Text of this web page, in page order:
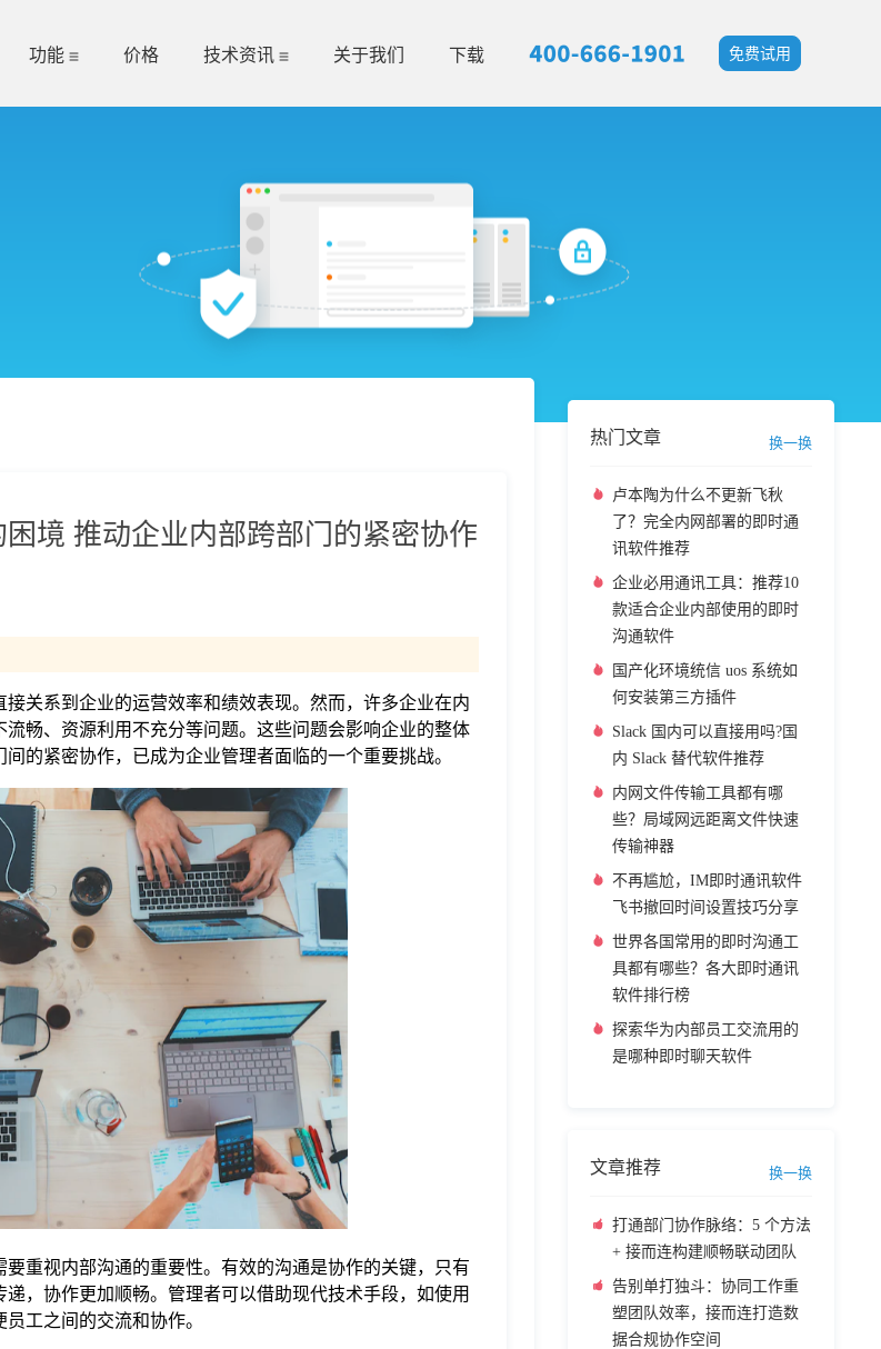
功能 价格 技术资讯 关于我们 下载 免费试用
境 推动企业内部跨部门的紧密协作
关系到企业的运营效率和绩效表现。然而，许多企业在内
畅、资源利用不充分等问题。这些问题会影响企业的整体
的紧密协作，已成为企业管理者面临的一个重要挑战。
重视内部沟通的重要性。有效的沟通是协作的关键，只有
，协作更加顺畅。管理者可以借助现代技术手段，如使用
工之间的交流和协作。
热门文章 换一换
卢本陶为什么不更新飞秋
了？完全内网部署的即时通
讯软件推荐
企业必用通讯工具：推荐10
款适合企业内部使用的即时
沟通软件
国产化环境统信 uos 系统如
何安装第三方插件
Slack 国内可以直接用吗?国
内 Slack 替代软件推荐
内网文件传输工具都有哪
些？局域网远距离文件快速
传输神器
不再尴尬，IM即时通讯软件
飞书撤回时间设置技巧分享
世界各国常用的即时沟通工
具都有哪些？各大即时通讯
软件排行榜
探索华为内部员工交流用的
是哪种即时聊天软件
文章推荐 换一换
打通部门协作脉络：5 个方法
+ 接而连构建顺畅联动团队
告别单打独斗：协同工作重
塑团队效率，接而连打造数
据合规协作空间